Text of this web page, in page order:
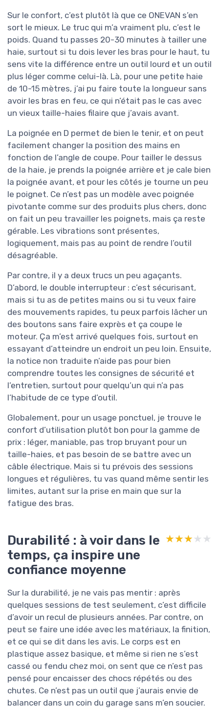
Sur le confort, c’est plutôt là que ce ONEVAN s’en
sort le mieux. Le truc qui m’a vraiment plu, c’est le
poids. Quand tu passes 20-30 minutes à tailler une
haie, surtout si tu dois lever les bras pour le haut, tu
sens vite la différence entre un outil lourd et un outil
plus léger comme celui-là. Là, pour une petite haie
de 10-15 mètres, j’ai pu faire toute la longueur sans
avoir les bras en feu, ce qui n’était pas le cas avec
un vieux taille-haies filaire que j’avais avant.
La poignée en D permet de bien le tenir, et on peut
facilement changer la position des mains en
fonction de l’angle de coupe. Pour tailler le dessus
de la haie, je prends la poignée arrière et je cale bien
la poignée avant, et pour les côtés je tourne un peu
le poignet. Ce n’est pas un modèle avec poignée
pivotante comme sur des produits plus chers, donc
on fait un peu travailler les poignets, mais ça reste
gérable. Les vibrations sont présentes,
logiquement, mais pas au point de rendre l’outil
désagréable.
Par contre, il y a deux trucs un peu agaçants.
D’abord, le double interrupteur : c’est sécurisant,
mais si tu as de petites mains ou si tu veux faire
des mouvements rapides, tu peux parfois lâcher un
des boutons sans faire exprès et ça coupe le
moteur. Ça m’est arrivé quelques fois, surtout en
essayant d’atteindre un endroit un peu loin. Ensuite,
la notice non traduite n’aide pas pour bien
comprendre toutes les consignes de sécurité et
l’entretien, surtout pour quelqu’un qui n’a pas
l’habitude de ce type d’outil.
Globalement, pour un usage ponctuel, je trouve le
confort d’utilisation plutôt bon pour la gamme de
prix : léger, maniable, pas trop bruyant pour un
taille-haies, et pas besoin de se battre avec un
câble électrique. Mais si tu prévois des sessions
longues et régulières, tu vas quand même sentir les
limites, autant sur la prise en main que sur la
fatigue des bras.
Durabilité : à voir dans le
temps, ça inspire une
confiance moyenne
★★★★★
★★★★★
Sur la durabilité, je ne vais pas mentir : après
quelques sessions de test seulement, c’est difficile
d’avoir un recul de plusieurs années. Par contre, on
peut se faire une idée avec les matériaux, la finition,
et ce qui se dit dans les avis. Le corps est en
plastique assez basique, et même si rien ne s’est
cassé ou fendu chez moi, on sent que ce n’est pas
pensé pour encaisser des chocs répétés ou des
chutes. Ce n’est pas un outil que j’aurais envie de
balancer dans un coin du garage sans m’en soucier.